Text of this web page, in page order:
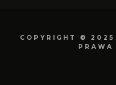
COPYRIGHT ©